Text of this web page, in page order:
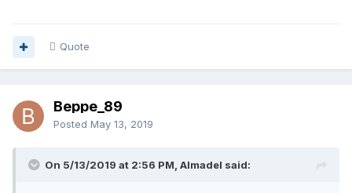
Quote
Beppe_89
Posted May 13, 2019
On 5/13/2019 at 2:56 PM, Almadel said: